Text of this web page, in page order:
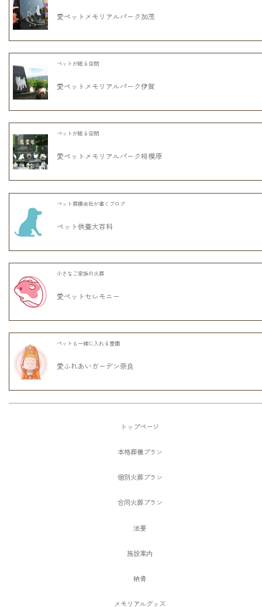
愛ペットメモリアルパーク加茂
ペットが眠る空間
愛ペットメモリアルパーク伊賀
ペットが眠る空間
愛ペットメモリアルパーク相模原
ペット葬儀会社が書くブログ
ペット供養大百科
小さなご家族の火葬
愛ペットセレモニー
ペットも一緒に入れる霊園
愛ふれあいガーデン奈良
トップページ
本格葬儀プラン
個別火葬プラン
合同火葬プラン
法要
施設案内
納骨
メモリアルグッズ